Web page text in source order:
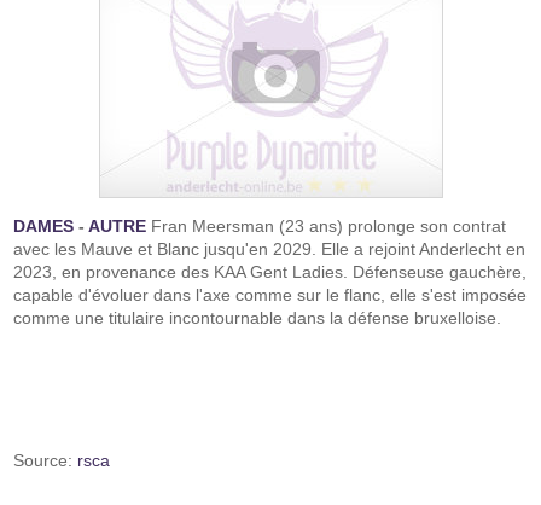
DAMES -AUTRE Fran Meersman (23 ans) prolonge son contrat
avec les Mauve et Blanc jusqu'en 2029. Elle a rejoint Anderlecht en
2023, en provenance des KAA Gent Ladies. Défenseuse gauchère,
capable d'évoluer dans l'axe comme sur le flanc, elle s'est imposée
comme une titulaire incontournable dans la défense bruxelloise.
Source: rsca